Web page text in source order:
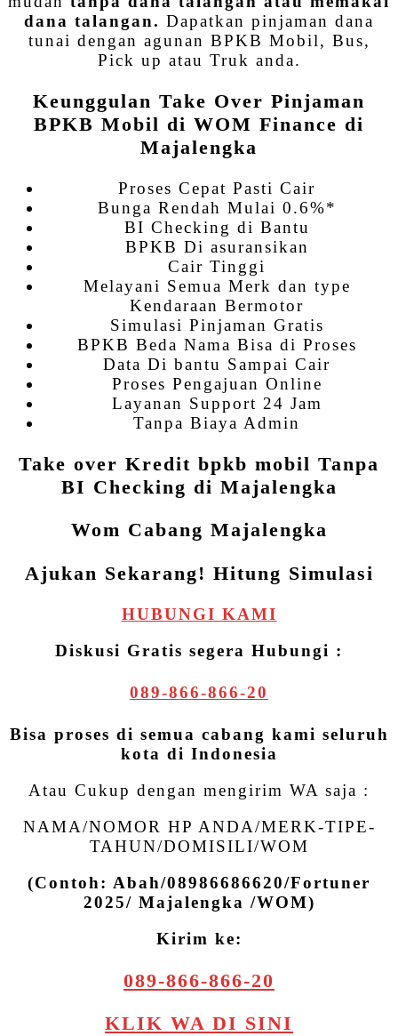
dana talangan. Dapatkan pinjaman dana
tunai dengan agunan BPKB Mobil, Bus,
Pick up atau Truk anda.
Keunggulan Take Over Pinjaman
BPKB Mobil di WOM Finance di
Majalengka
Proses Cepat Pasti Cair
Bunga Rendah Mulai 0.6%*
BI Checking di Bantu
BPKB Di asuransikan
Cair Tinggi
Melayani Semua Merk dan type
Kendaraan Bermotor
Simulasi Pinjaman Gratis
BPKB Beda Nama Bisa di Proses
Data Di bantu Sampai Cair
Proses Pengajuan Online
Layanan Support 24 Jam
Tanpa Biaya Admin
Take over Kredit bpkb mobil Tanpa
BI Checking di Majalengka
Wom Cabang Majalengka
Ajukan Sekarang! Hitung Simulasi
HUBUNGI KAMI
Diskusi Gratis segera Hubungi :
089-866-866-20
Bisa proses di semua cabang kami seluruh
kota di Indonesia
Atau Cukup dengan mengirim WA saja :
NAMA/NOMOR HP ANDA/MERK-TIPE-
TAHUN/DOMISILI/WOM
(Contoh: Abah/08986686620/Fortuner
2025/ Majalengka /WOM)
Kirim ke:
089-866-866-20
KLIK WA DI SINI